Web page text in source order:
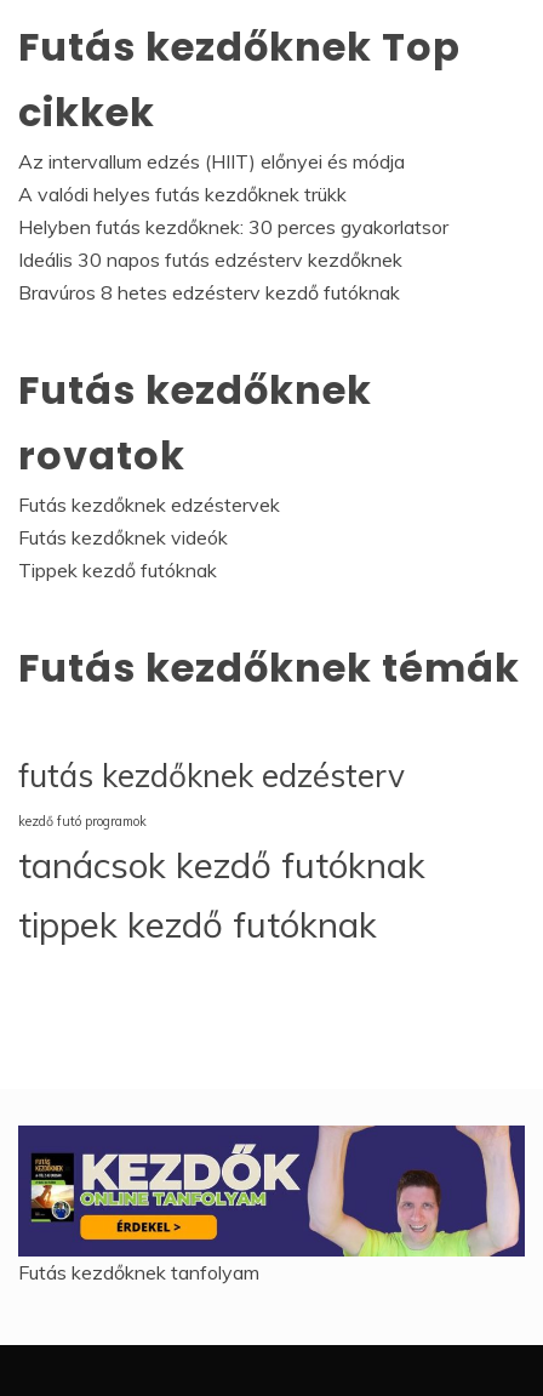
Futás kezdőknek Top
cikkek
Az intervallum edzés (HIIT) előnyei és módja
A valódi helyes futás kezdőknek trükk
Helyben futás kezdőknek: 30 perces gyakorlatsor
Ideális 30 napos futás edzésterv kezdőknek
Bravúros 8 hetes edzésterv kezdő futóknak
Futás kezdőknek
rovatok
Futás kezdőknek edzéstervek
Futás kezdőknek videók
Tippek kezdő futóknak
Futás kezdőknek témák
futás kezdőknek edzésterv
kezdő futó programok
tanácsok kezdő futóknak
tippek kezdő futóknak
Futás kezdőknek tanfolyam